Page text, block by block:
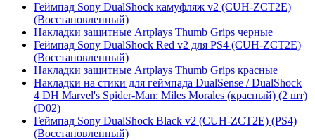
Геймпад Sony DualShock камуфляж v2 (CUH-ZCT2E)
(Восстановленный)
Накладки защитные Artplays Thumb Grips черные
Геймпад Sony DualShock Red v2 для PS4 (CUH-ZCT2E)
(Восстановленный)
Накладки защитные Artplays Thumb Grips красные
Накладки на стики для геймпада DualSense / DualShock
4 DH Marvel's Spider-Man: Miles Morales (красный) (2 шт)
(D02)
Геймпад Sony DualShock Black v2 (CUH-ZCT2E) (PS4)
(Восстановленный)